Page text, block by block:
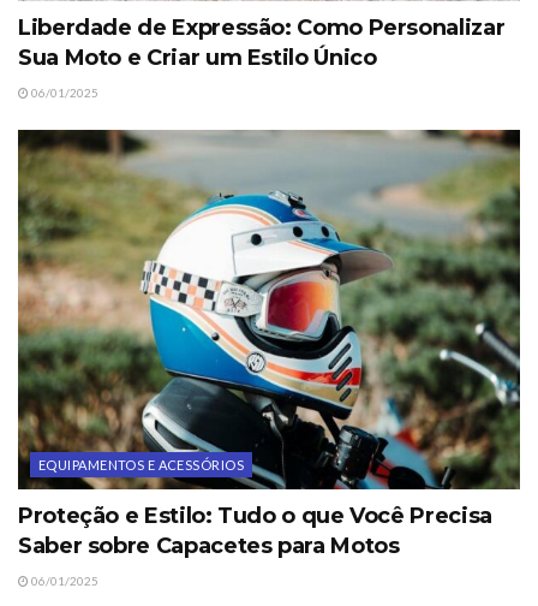
Liberdade de Expressão: Como Personalizar
Sua Moto e Criar um Estilo Único
06/01/2025
EQUIPAMENTOS E ACESSÓRIOS
Proteção e Estilo: Tudo o que Você Precisa
Saber sobre Capacetes para Motos
06/01/2025